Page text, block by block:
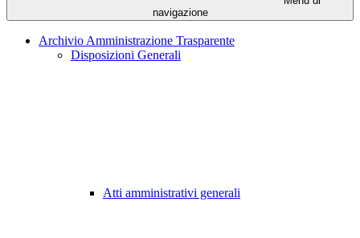
navigazione
Archivio Amministrazione Trasparente
Disposizioni Generali
Atti amministrativi generali